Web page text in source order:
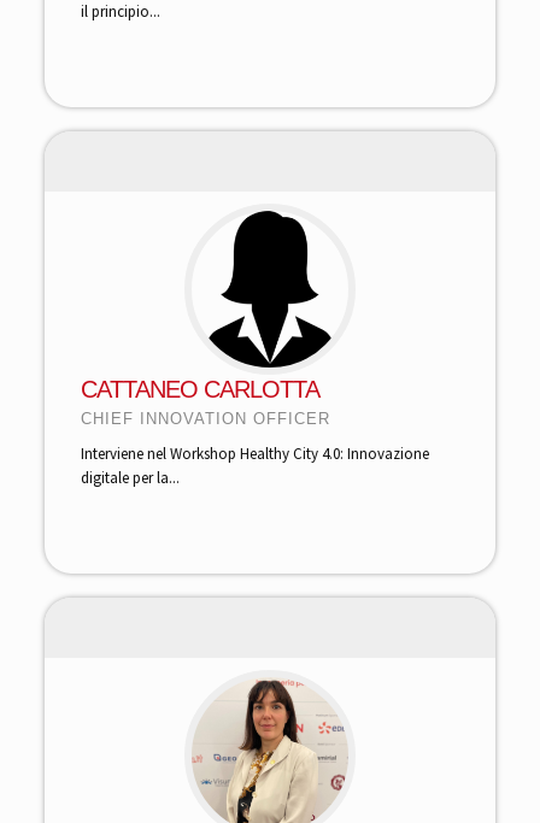
il principio...
CATTANEO CARLOTTA
CHIEF INNOVATION OFFICER
Interviene nel Workshop Healthy City 4.0: Innovazione
digitale per la...